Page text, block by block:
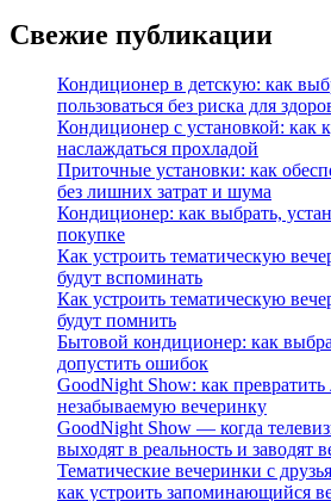
Свежие публикации
Кондиционер в детскую: как
пользоваться без риска для
Кондиционер с установкой: как
наслаждаться прохладой
Приточные установки: как
без лишних затрат и шума
Кондиционер: как выбрать,
покупке
Как устроить тематическую
будут вспоминать
Как устроить тематическую
будут помнить
Бытовой кондиционер: как
допустить ошибок
GoodNight Show: как
незабываемую вечеринку
GoodNight Show — когда
выходят в реальность и заводят
Тематические вечеринки с
как устроить запоминающийся